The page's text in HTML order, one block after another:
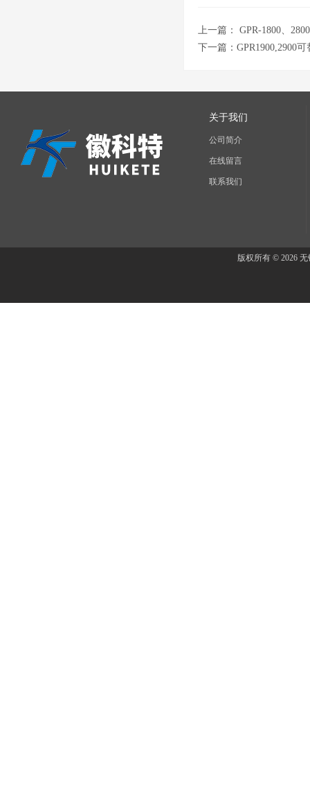
上一篇： GPR-1800、
下一篇： GPR1900,2900
关于我们
公司简介
在线留言
联系我们
版权所有 © 2026